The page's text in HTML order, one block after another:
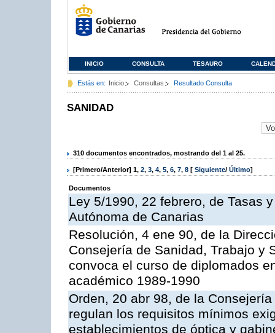
INICIO CONSULTA TESAURO
Estás en: Inicio Consultas Resultado Consulta
SANIDAD
310 documentos encontrados, mostrando del 1 al 25.
[Primero/Anterior] 1, 2, 3, 4, 5, 6, 7, 8 [ Siguiente/ Último]
Documentos
Ley 5/1990, 22 febrero, de Tasas
Autónoma de Canarias
Resolución, 4 ene 90, de la
Consejería de Sanidad, Trabajo y
convoca el curso de diplomados
académico 1989-1990
Orden, 20 abr 98, de la
regulan los requisitos mínimos
establecimientos de óptica y